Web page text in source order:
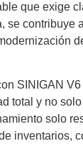
que exige
se contribuye al
SINIGAN
total y no
solo
inventarios,